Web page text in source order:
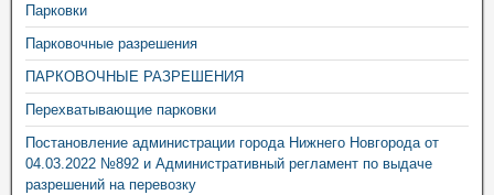
Парковки
Парковочные разрешения
ПАРКОВОЧНЫЕ РАЗРЕШЕНИЯ
Перехватывающие парковки
Постановление администрации города Нижнего Новгорода от
04.03.2022 №892 и Административный регламент по выдаче
разрешений на перевозку